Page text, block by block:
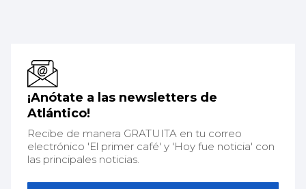
¡Anótate a las newsletters de
Atlántico!
Recibe de manera GRATUITA en tu correo
electrónico 'El primer café' y 'Hoy fue noticia' con
las principales noticias.